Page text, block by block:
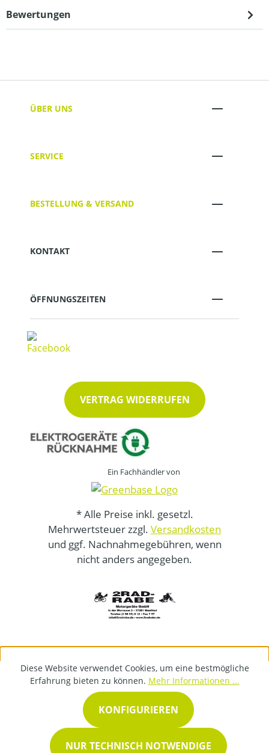
Bewertungen
ÜBER UNS
SERVICE
BESTELLUNG & VERSAND
KONTAKT
ÖFFNUNGSZEITEN
VERTRAG WIDERRUFEN
Ein Fachhändler von
* Alle Preise inkl. gesetzl.
Mehrwertsteuer zzgl. Versandkosten
und ggf. Nachnahmegebühren, wenn
nicht anders angegeben.
Diese Website verwendet Cookies, um eine bestmögliche
Erfahrung bieten zu können. Mehr Informationen ...
NUR TECHNISCH NOTWENDIGE
KONFIGURIEREN